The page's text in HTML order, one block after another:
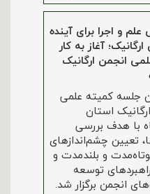
علم و اجرا برای آینده
آغاز به کار
انجمن ارگانیک
جلسه کمیته علمی
استان
با هدف بررسی
تعیین چشم‌اندازهای
و بلندمدت و
توسعه
انجمن برگزار شد.